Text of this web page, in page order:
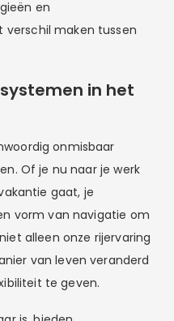
en
maken tussen
in het
onmisbaar
Of je nu naar je werk
gaat, je
vorm van navigatie om
alleen onze rijervaring
van leven veranderd
te geven.